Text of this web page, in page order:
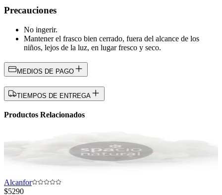
Precauciones
No ingerir.
Mantener el frasco bien cerrado, fuera del alcance de los
niños, lejos de la luz, en lugar fresco y seco.
MEDIOS DE PAGO
TIEMPOS DE ENTREGA
Productos Relacionados
Alcanfor
$5290